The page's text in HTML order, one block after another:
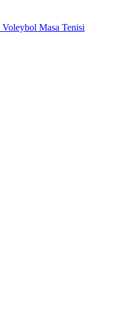
Voleybol Masa Tenisi